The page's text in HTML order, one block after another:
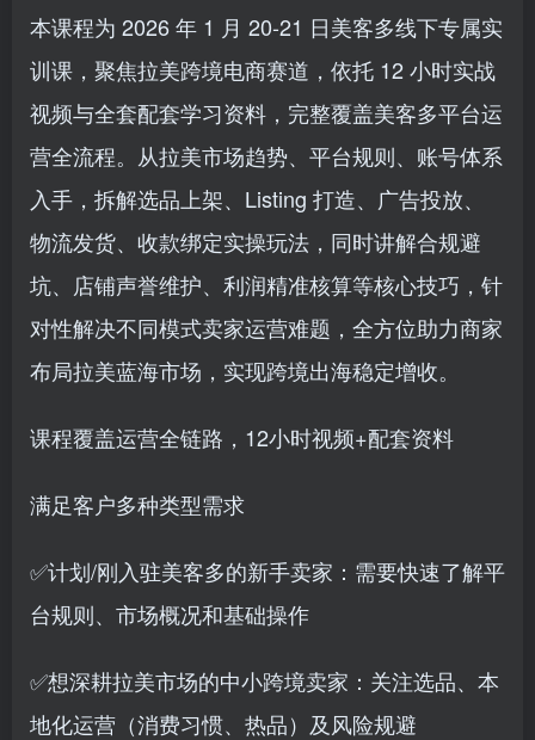
本课程为 2026 年 1 月 20-21 日美客多线下专属实
训课，聚焦拉美跨境电商赛道，依托 12 小时实战
视频与全套配套学习资料，完整覆盖美客多平台运
营全流程。从拉美市场趋势、平台规则、账号体系
入手，拆解选品上架、Listing 打造、广告投放、
物流发货、收款绑定实操玩法，同时讲解合规避
坑、店铺声誉维护、利润精准核算等核心技巧，针
对性解决不同模式卖家运营难题，全方位助力商家
布局拉美蓝海市场，实现跨境出海稳定增收。
课程覆盖运营全链路，12小时视频+配套资料
满足客户多种类型需求
✅计划/刚入驻美客多的新手卖家：需要快速了解平
台规则、市场概况和基础操作
✅想深耕拉美市场的中小跨境卖家：关注选品、本
地化运营（消费习惯、热品）及风险规避